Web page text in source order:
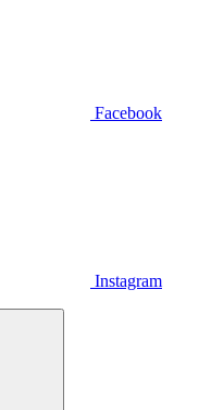
Facebook
Instagram